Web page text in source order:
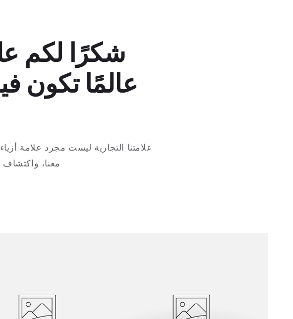
شكرًا لكم
عالمًا تكون
علامتنا التجارية ليست مجرد علامة
معنا،